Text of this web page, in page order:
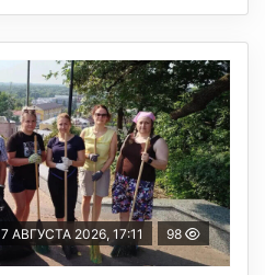
7 АВГУСТА 2026, 17:11 98